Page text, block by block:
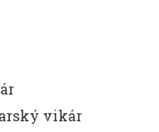
vikár